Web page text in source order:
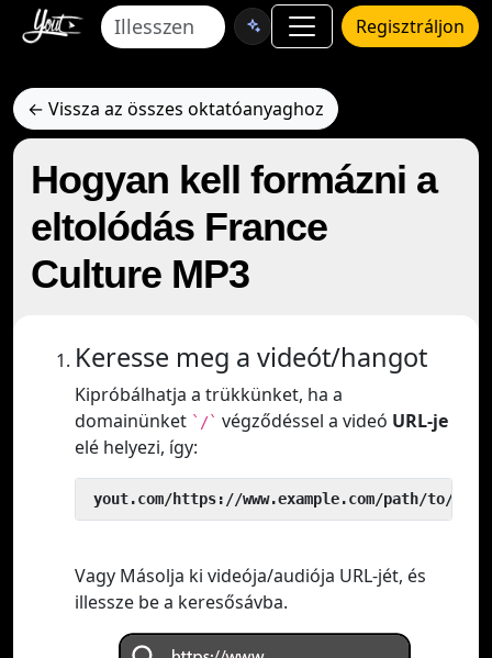
Regisztráljon
← Vissza az összes oktatóanyaghoz
Hogyan kell formázni a
eltolódás France
Culture MP3
Keresse meg a videót/hangot
Kipróbálhatja a trükkünket, ha a
domainünket `/` végződéssel a videó URL-je
elé helyezi, így:
yout.com/https://www.example.com/path/to/
Vagy Másolja ki videója/audiója URL-jét, és
illessze be a keresősávba.